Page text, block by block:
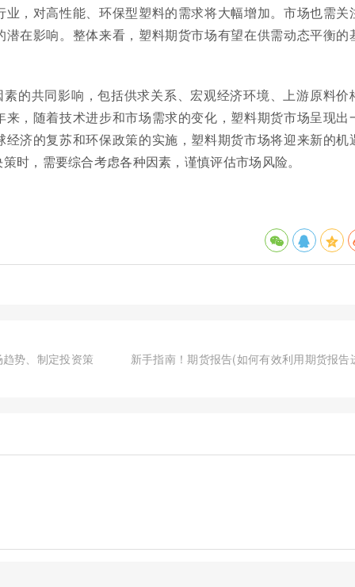
，对高性能、环保型塑料的需求将大幅增加。市场也需关
在影响。整体来看，塑料期货市场有望在供需动态平衡的
的共同影响，包括供求关系、宏观经济环境、上游原料价
，随着技术进步和市场需求的变化，塑料期货市场呈现出
济的复苏和环保政策的实施，塑料期货市场将迎来新的机
时，需要综合考虑各种因素，谨慎评估市场风险。
势、制定投资策 新手指南！期货报告(如何有效利用期货报告